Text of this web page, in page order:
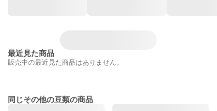
最近見た商品
販売中の最近見た商品はありません。
同じその他の豆類の商品